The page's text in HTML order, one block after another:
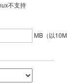
不支持
MB（以10M